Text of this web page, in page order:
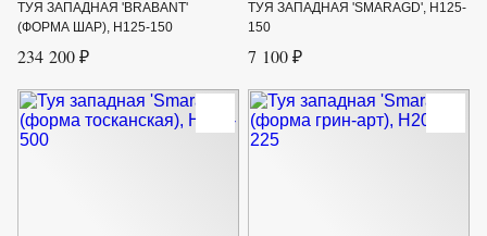
ТУЯ ЗАПАДНАЯ 'BRABANT'
(ФОРМА ШАР), H125-150
234 200 ₽
ТУЯ ЗАПАДНАЯ 'SMARAGD', H125-
150
7 100 ₽